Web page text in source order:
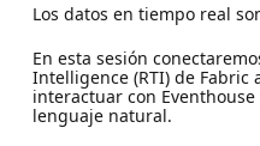
Los datos en tiempo real
En esta sesión
Intelligence (RTI) de Fabric
interactuar con
lenguaje natural.